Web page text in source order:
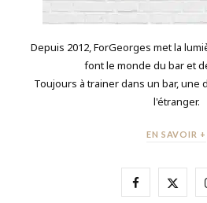
Depuis 2012, ForGeorges met la
font le monde du bar et
Toujours à trainer dans un bar, une
l'étranger.
EN SAVOIR +
F X